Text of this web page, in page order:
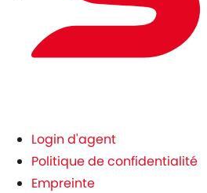
Login d'agent
Politique de confidentialité
Empreinte